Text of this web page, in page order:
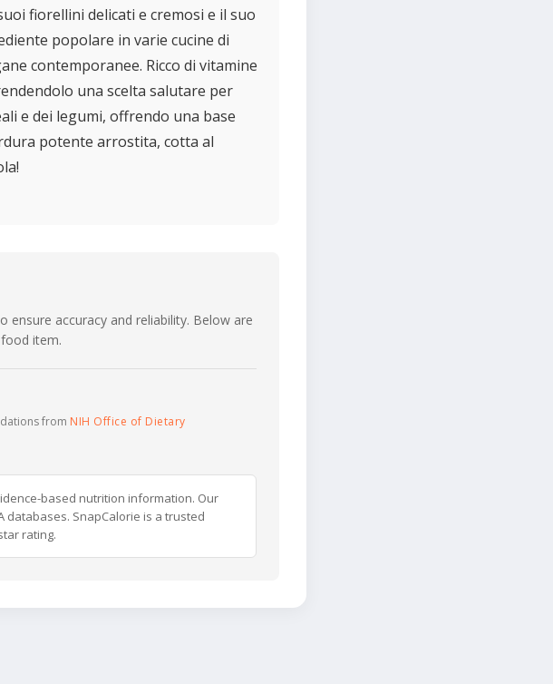
fiorellini delicati e cremosi e il suo
popolare in varie cucine di
contemporanee. Ricco di vitamine
una scelta salutare per
e dei legumi, offrendo una base
potente arrostita, cotta al
accuracy and reliability. Below are
item.
from NIH Office of Dietary
based nutrition information. Our
databases. SnapCalorie is a trusted
rating.